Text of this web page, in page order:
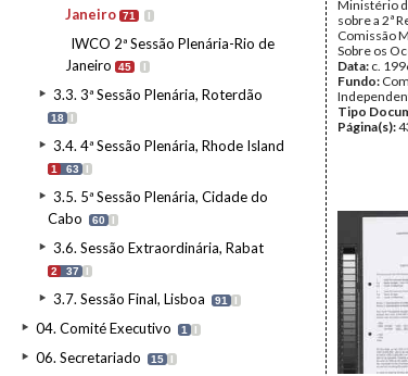
Janeiro 71 I
IWCO 2ª Sessão Plenária-Rio de
Janeiro
45 I
3.3. 3ª Sessão Plenária, Roterdão
18 I
3.4. 4ª Sessão Plenária, Rhode Island
1 63 I
3.5. 5ª Sessão Plenária, Cidade do
Cabo
60 I
3.6. Sessão Extraordinária, Rabat
2 37 I
3.7. Sessão Final, Lisboa 91 I
04. Comité Executivo 1 I
06. Secretariado 15 I
Ministério
sobre a 2ª
Comissão
Sobre os
Data: c.
Fundo:
Tipo
Página(s):